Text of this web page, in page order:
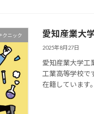
クニック 愛知産業大
2025年8月27日
愛知産業大学工
工業高等学校で
在籍しています